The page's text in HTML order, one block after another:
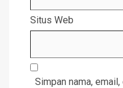
Situs Web
Simpan nama,